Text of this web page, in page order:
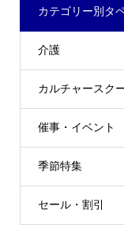
カテゴリー別タ
介護
カルチャースク
催事・イベント
季節特集
セール・割引